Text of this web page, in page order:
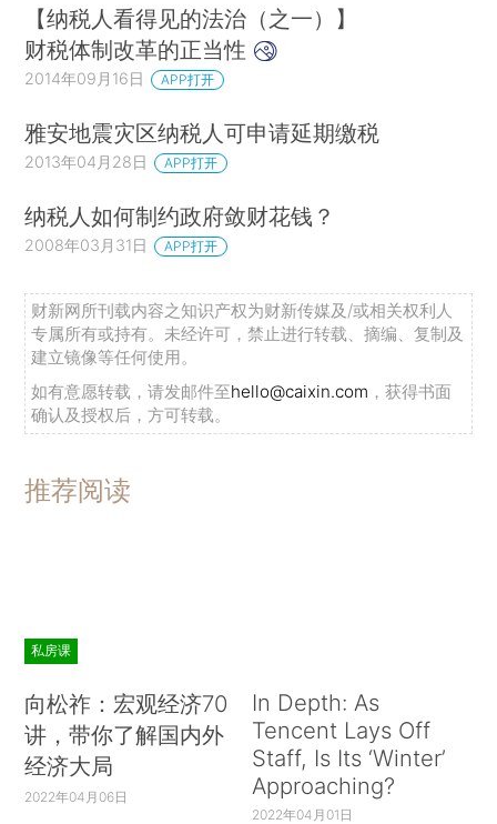
【纳税人看得见的法治（之一）】
财税体制改革的正当性
2014年09月16日 APP打开
雅安地震灾区纳税人可申请延期缴税
2013年04月28日 APP打开
纳税人如何制约政府敛财花钱？
2008年03月31日 APP打开
财新网所刊载内容之知识产权为财新传媒及/或相关权利人
专属所有或持有。未经许可，禁止进行转载、摘编、复制及
建立镜像等任何使用。
如有意愿转载，请发邮件至hello@caixin.com ，获得书面
确认及授权后，方可转载。
推荐阅读
私房课
向松祚：宏观经济70
讲，带你了解国内外
经济大局
2022年04月06日
In Depth: As
Tencent Lays Off
Staff, Is Its ‘Winter’
Approaching?
2022年04月01日